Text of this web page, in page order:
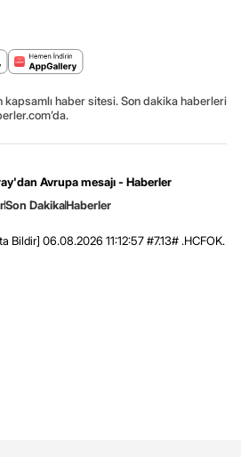
kapsamlı haber sitesi. Son dakika haberleri
Avrupa mesajı - Haberler
Son DakikaHaberler
Bildir] 06.08.2026 11:12:57 #7.13# .HCFOK.